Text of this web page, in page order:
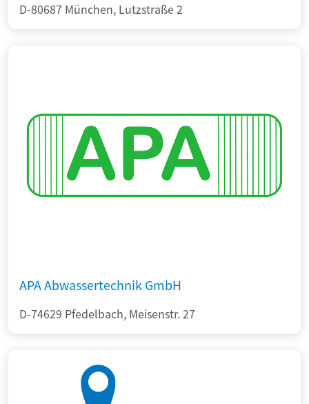
D-80687 München, Lutzstraße 2
APA Abwassertechnik GmbH
D-74629 Pfedelbach, Meisenstr. 27